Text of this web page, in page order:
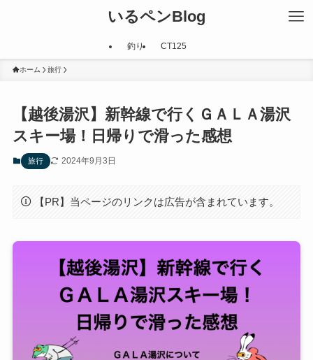
いるペンBlog
釣り CT125
ホーム 旅行
【越後湯沢】新幹線で行くＧＡＬＡ湯沢
スキー場！日帰りで滑った感想
旅行 2024年9月3日
【PR】当ページのリンクは広告が含まれています。